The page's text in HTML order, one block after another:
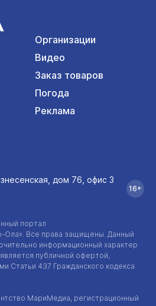
Организации
Видео
Заказ товаров
Погода
Реклама
портал
Ола». Все права защищены. Данный
информационный характер
публичной офертой,
Статьи 437 Гражданского кодекса
МариМедиа, регистрационный
дом 76, офис 3
16+